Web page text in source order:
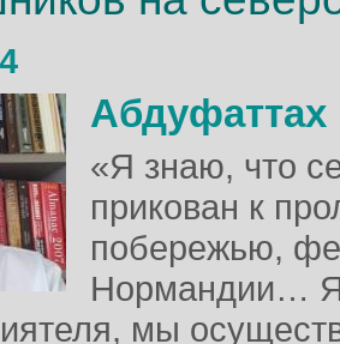
«Я знаю, что
прикован к
побережью,
Нормандии… Я
мы